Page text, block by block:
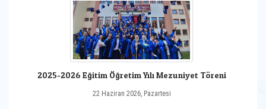
2025-2026 Eğitim Öğretim Yılı Mezuniyet Töreni
22 Haziran 2026, Pazartesi